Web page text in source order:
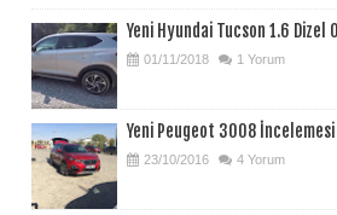
Yeni Hyundai Tucson 1.6
01/11/2018 1 Yorum
Yeni Peugeot 3008 İncelemesi
23/10/2016 4 Yorum